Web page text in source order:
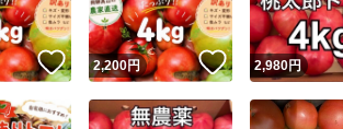
いいね！
2,200円 いいね！
2,980円